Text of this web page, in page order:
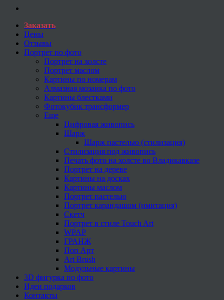
Заказать
Цены
Отзывы
Портрет по фото
Портрет на холсте
Портрет маслом
Картины по номерам
Алмазная мозаика по фото
Картины блестками
Фотокубик трансформер
Еще
Цифровая живопись
Шарж
Шарж пастелью (стилизация)
Стилизация под живопись
Печать фото на холсте во Владикавказе
Портрет на дереве
Картины на досках
Картины маслом
Портрет пастелью
Портрет карандашом (имитация)
Скетч
Портрет в стиле Touch Art
WPAP
ГРАНЖ
Поп Арт
Art Brush
Модульные картины
3D фигурка по фото
Идеи подарков
Контакты